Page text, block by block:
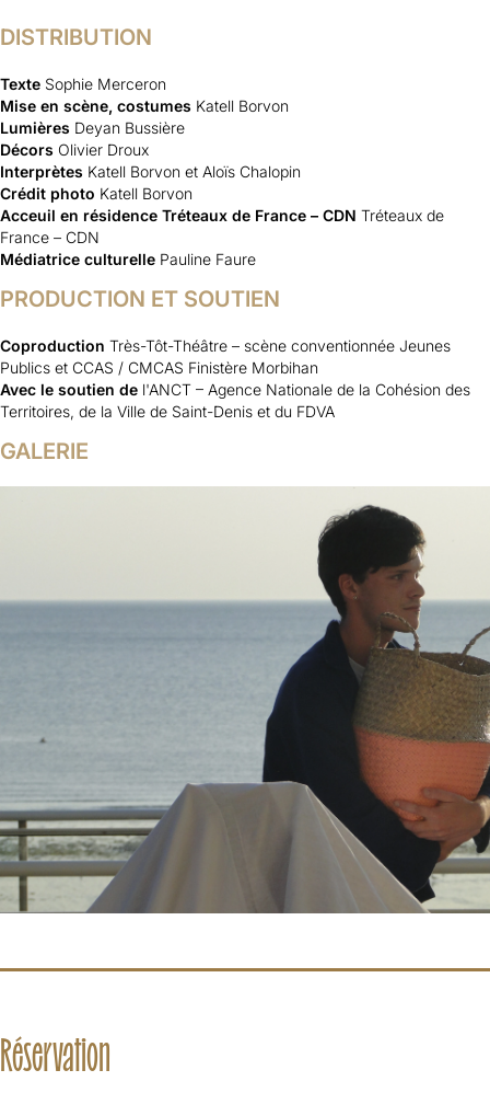
DISTRIBUTION
Texte Sophie Merceron
Mise en scène, costumes Katell Borvon
Lumières Deyan Bussière
Décors Olivier Droux
Interprètes Katell Borvon et Aloïs Chalopin
Crédit photo Katell Borvon
Acceuil en résidence Tréteaux de France – CDN Tréteaux de
France – CDN
Médiatrice culturelle Pauline Faure
PRODUCTION ET SOUTIEN
Coproduction Très-Tôt-Théâtre – scène conventionnée Jeunes
Publics et CCAS / CMCAS Finistère Morbihan
Avec le soutien de l'ANCT – Agence Nationale de la Cohésion des
Territoires, de la Ville de Saint-Denis et du FDVA
GALERIE
Réservation